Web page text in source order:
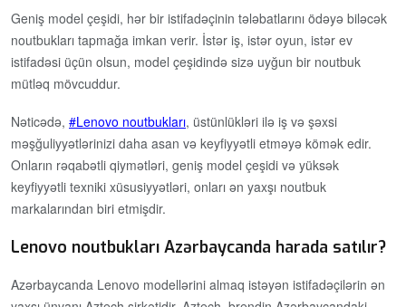
Geniş model çeşidi, hər bir istifadəçinin tələbatlarını ödəyə biləcək
noutbukları tapmağa imkan verir. İstər iş, istər oyun, istər ev
istifadəsi üçün olsun, model çeşidində sizə uyğun bir noutbuk
mütləq mövcuddur.
Nəticədə, Lenovo noutbukları, üstünlükləri ilə iş və şəxsi
məşğuliyyətlərinizi daha asan və keyfiyyətli etməyə kömək edir.
Onların rəqabətli qiymətləri, geniş model çeşidi və yüksək
keyfiyyətli texniki xüsusiyyətləri, onları ən yaxşı noutbuk
markalarından biri etmişdir.
Lenovo noutbukları Azərbaycanda harada satılır?
Azərbaycanda Lenovo modellərini almaq istəyən istifadəçilərin ən